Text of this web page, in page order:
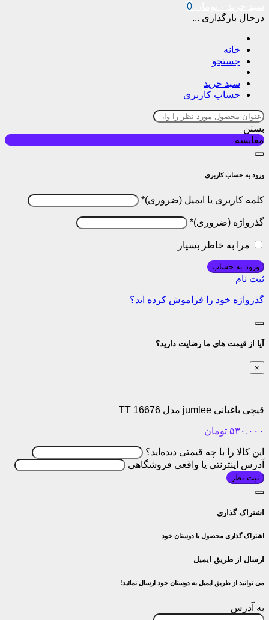
0
درحال بارگذاری ...
خانه
جستجو
سبد خرید
حساب کاربری
بستن
مقایسه
ورود به حساب کاربری
کلمه کاربری یا ایمیل *
گذرواژه *
مرا به خاطر بسپار
ورود به حساب
ثبت نام
گذرواژه خود را فراموش کرده اید؟
آیا از قیمت های ما رضایت دارید؟
×
قیچی باغبانی jumlee مدل TT 16676
۵۳۰,۰۰۰ تومان
این کالا را با چه قیمتی دیده‌اید؟
آدرس اینترنتی یا واقعی فروشگاهی
ثبت نظر
اشتراک گذاری
اشتراک گذاری محصول با دوستان خود
ارسال از طریق ایمیل
می توانید از طریق ایمیل به دوستان خود ارسال نمائید!
به آدرس